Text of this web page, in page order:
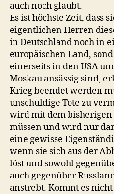
auch noch glaubt.
Es ist höchste Zeit, dass
eigentlichen Herren
in Deutschland noch in
europäischen Land,
einerseits in den USA
Moskau ansässig sind,
Krieg beendet werden
unschuldige Tote zu
wird mit dem bisherigen
müssen und wird nur
eine gewisse
wenn sie sich aus der
löst und sowohl
auch gegenüber
anstrebt. Kommt es